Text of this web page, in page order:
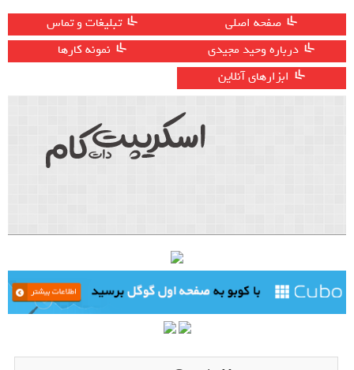
صفحه اصلی
تبلیغات و تماس
درباره وحید مجیدی
نمونه کارها
ابزارهای آنلاین